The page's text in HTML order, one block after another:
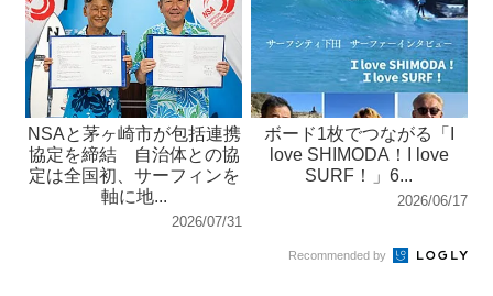
NSAと茅ヶ崎市が包括連携
協定を締結 自治体との協
定は全国初、サーフィンを
軸に地...
2026/07/31
ボード1枚でつながる「I
love SHIMODA！I love
SURF！」6...
2026/06/17
Recommended by